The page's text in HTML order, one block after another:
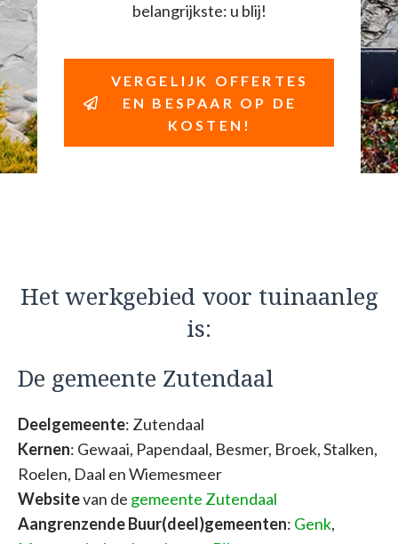
belangrijkste: u blij!
VERGELIJK OFFERTES
EN BESPAAR OP DE
KOSTEN!
Het werkgebied voor tuinaanleg
is:
De gemeente Zutendaal
Deelgemeente: Zutendaal
Kernen: Gewaai, Papendaal, Besmer, Broek, Stalken,
Roelen, Daal en Wiemesmeer
Websitevan de gemeente Zutendaal
Aangrenzende Buur(deel)gemeenten: Genk,